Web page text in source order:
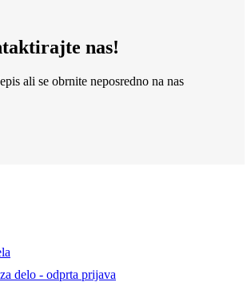
nas!
ali se obrnite neposredno na nas
delo - odprta prijava